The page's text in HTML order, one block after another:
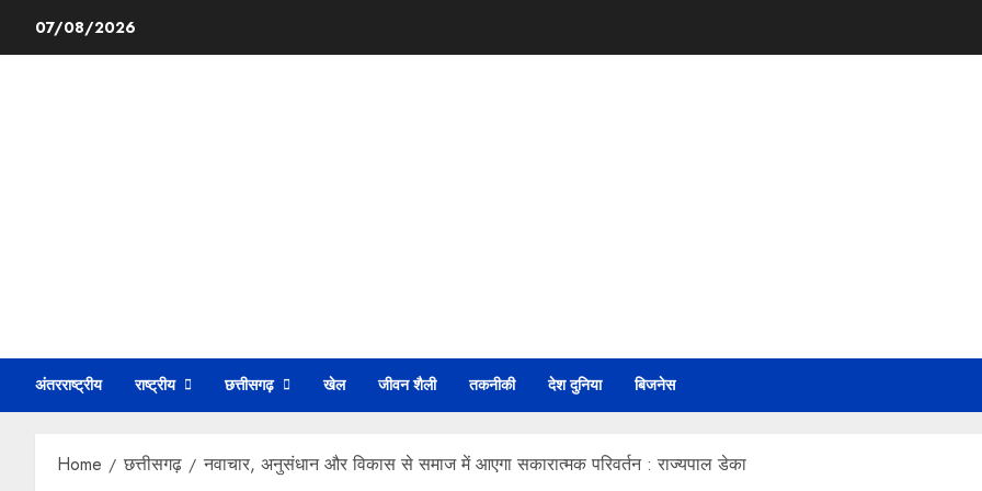
07/08/2026
अंतरराष्ट्रीय राष्ट्रीय छत्तीसगढ़ खेल जीवन शैली तकनीकी देश दुनिया बिजनेस
Home छत्तीसगढ़ नवाचार, अनुसंधान और विकास से समाज में आएगा सकारात्मक परिवर्तन : राज्यपाल डेका